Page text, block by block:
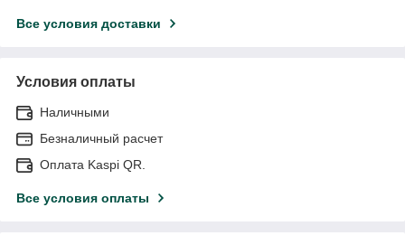
Все условия доставки
Условия оплаты
Наличными
Безналичный расчет
Оплата Kaspi QR.
Все условия оплаты